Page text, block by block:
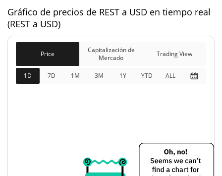
Capitalización de mercado de REST
Capitalización de
$181.946
Capitalización de
mercado
completamente diluida
$181.946
$0,0003767301 /
$0,00038609895
Gráfico de precios de REST a USD en tiempo real
(REST a USD)
Price
Capitalización de
Mercado
Trading View
1D 7D 1M 3M 1Y YTD ALL